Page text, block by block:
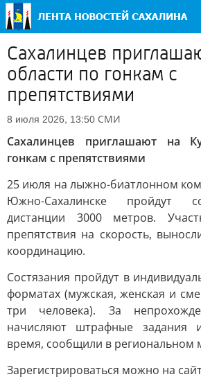
Сахалинцев
области по гонкам с
препятствиями
8 июля 2026, 13:50 СМИ
Сахалинцев приглашают на
гонкам с препятствиями
25 июля на лыжно-биатлонном
Южно-Сахалинске пройдут
дистанции 3000 метров.
препятствия на скорость,
координацию.
Состязания пройдут в
форматах (мужская, женская и
три человека). За
начисляют штрафные задания
время, сообщили в региональном
Зарегистрироваться можно на